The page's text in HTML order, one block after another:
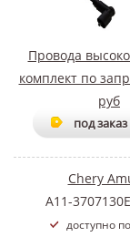
Провода
комплект по
руб
под заказ
Chery
A11-
доступно